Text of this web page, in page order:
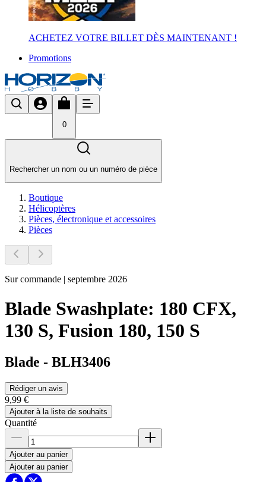
ACHETEZ VOTRE BILLET DÈS MAINTENANT !
Promotions
0
Rechercher un nom ou un numéro de pièce
Boutique
Hélicoptères
Pièces, électronique et accessoires
Pièces
Sur commande | septembre 2026
Blade Swashplate: 180 CFX,
130 S, Fusion 180, 150 S
Blade - BLH3406
Rédiger un avis
9,99 €
Ajouter à la liste de souhaits
Quantité
Ajouter au panier
Ajouter au panier